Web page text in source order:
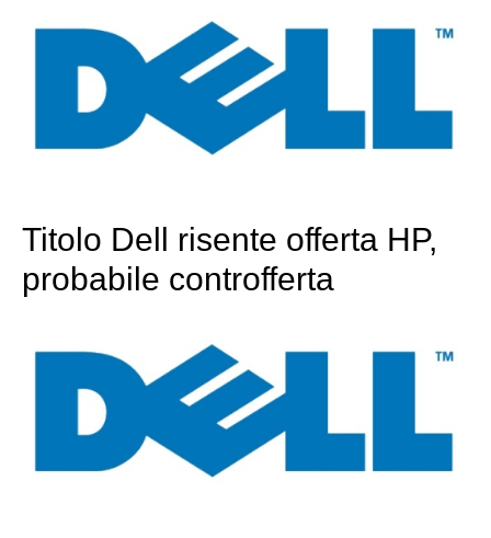
Titolo Dell risente offerta HP,
probabile controfferta